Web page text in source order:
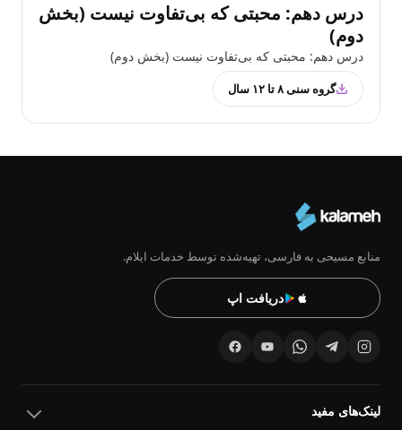
درس دهم: محبتی که بی‌تفاوت نیست (بخش
دوم)
درس دهم: محبتی که بی‌تفاوت نیست (بخش دوم)
گروه سنی ۸ تا ۱۲ سال
منابع مسیحی به فارسی، تهیه‌شده توسط خدمات ایلام.
دریافت اپ
لینک‌های مفید